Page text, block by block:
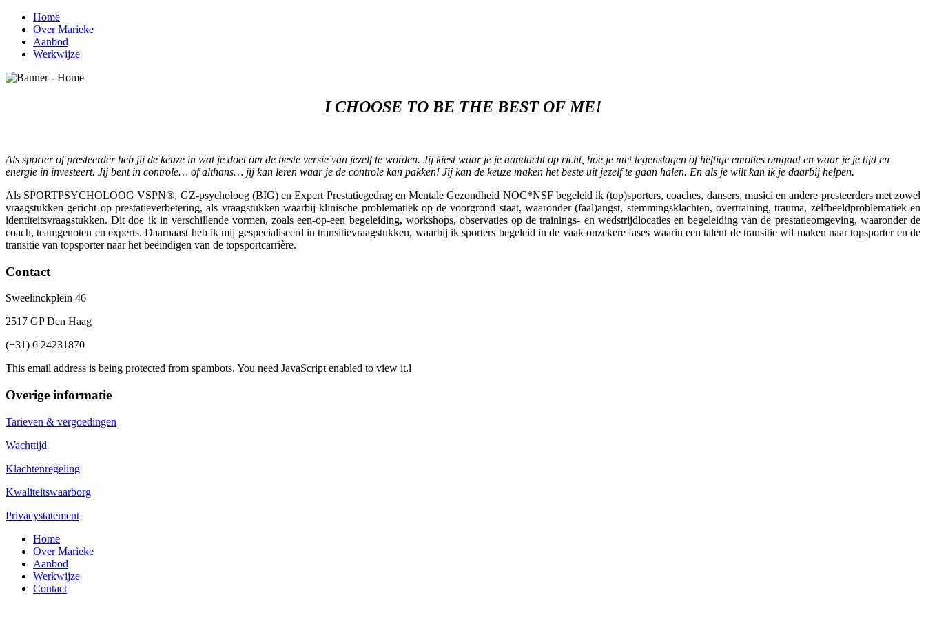
Home
Over Marieke
Aanbod
Werkwijze
I CHOOSE TO BE THE BEST OF ME!
Als sporter of presteerder heb jij de keuze in wat je doet om de beste versie van jezelf te worden. Jij kiest waar je je aandacht op richt, hoe je met tegenslagen of heftige emoties omgaat en waar je je tijd en
energie in investeert. Jij bent in controle… of althans… jij kan leren waar je de controle kan pakken! Jij kan de keuze maken het beste uit jezelf te gaan halen. En als je wilt kan ik je daarbij helpen.
Als SPORTPSYCHOLOOG VSPN®, GZ-psycholoog (BIG) en Expert Prestatiegedrag en Mentale Gezondheid NOC*NSF begeleid ik (top)sporters, coaches, dansers, musici en andere presteerders met zowel
vraagstukken gericht op prestatieverbetering, als vraagstukken waarbij klinische problematiek op de voorgrond staat, waaronder (faal)angst, stemmingsklachten, overtraining, trauma, zelfbeeldproblematiek en
identiteitsvraagstukken. Dit doe ik in verschillende vormen, zoals een-op-een begeleiding, workshops, observaties op de trainings- en wedstrijdlocaties en begeleiding van de prestatieomgeving, waaronder de
coach, teamgenoten en experts. Daarnaast heb ik mij gespecialiseerd in transitievraagstukken, waarbij ik sporters begeleid in de vaak onzekere fases waarin een talent de transitie wil maken naar topsporter en de
transitie van topsporter naar het beëindigen van de topsportcarrière.
Contact
Sweelinckplein 46
2517 GP Den Haag
(+31) 6 24231870
This email address is being protected from spambots. You need JavaScript enabled to view it.l
Overige informatie
Tarieven & vergoedingen
Wachttijd
Klachtenregeling
Kwaliteitswaarborg
Privacystatement
Home
Over Marieke
Aanbod
Werkwijze
Contact